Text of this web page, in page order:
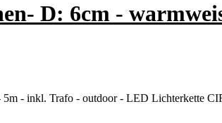
D: 6cm -
- inkl. Trafo - outdoor - LED Lichterkette